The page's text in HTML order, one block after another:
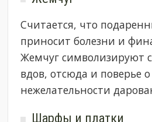
Считается, что
приносит болезни и
Жемчуг символизируют
вдов, отсюда и поверье о
нежелательности
Шарфы и платки